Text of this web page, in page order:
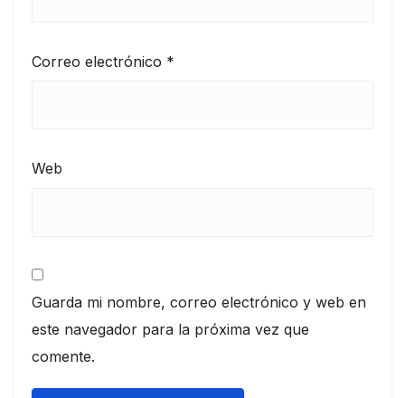
Correo electrónico *
Web
Guarda mi nombre, correo electrónico y web en
este navegador para la próxima vez que
comente.